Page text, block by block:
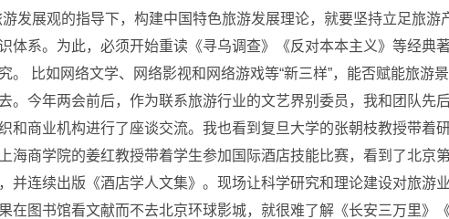
发展观的指导下，构建中国特色旅游发展理论，就要坚持立足旅
体系。 为此，必须开始重读《寻乌调查》《反对本本主义》等经典
。 比如网络文学、网络影视和网络游戏等“新三样”，能否赋能旅游
。今年两会前后，作为联系旅游行业的文艺界别委员，我和团队
和商业机构进行了座谈交流。我也看到复旦大学的张朝枝教授带
海商学院的姜红教授带着学生参加国际酒店技能比赛，看到了北
并连续出版《酒店学人文集》。现场让科学研究和理论建设对旅
在图书馆看文献而不去北京环球影城，就很难了解《长安三万里